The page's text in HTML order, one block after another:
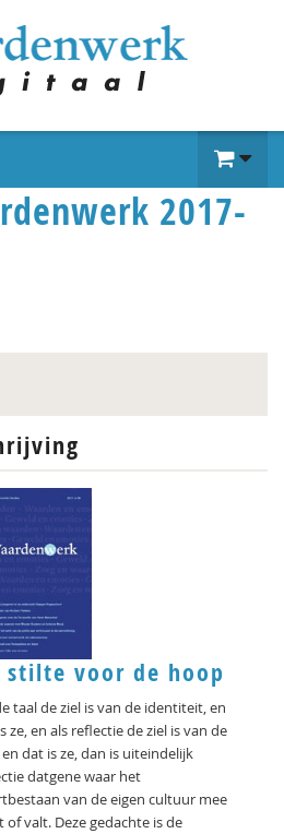
2017-
stilte voor de hoop
taal de ziel is van de identiteit, en
ze, en als reflectie de ziel is van de
dat is ze, dan is uiteindelijk
datgene waar het
van de eigen cultuur mee
of valt. Deze gedachte is de